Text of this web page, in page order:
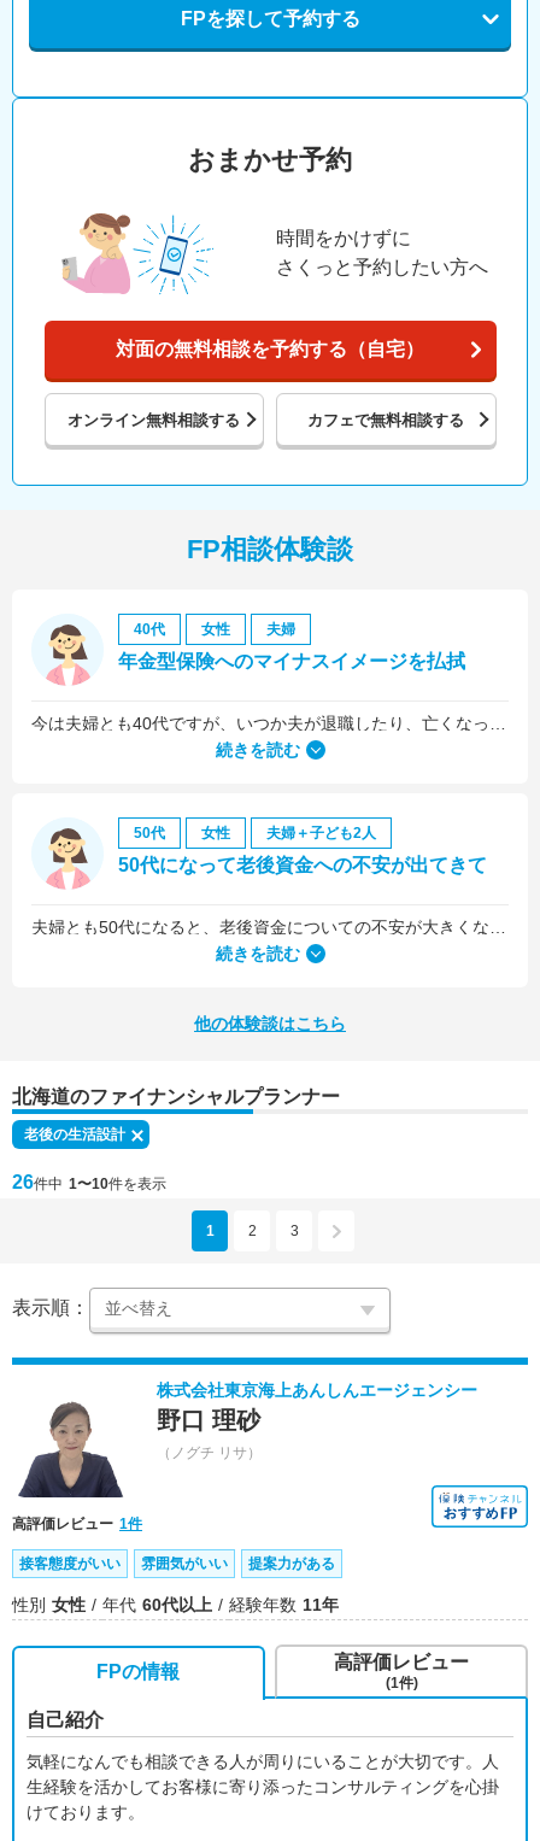
FPを探して予約する
おまかせ予約
時間をかけずに
さくっと予約したい方へ
対面の無料相談を予約する（自宅）
オンライン無料相談する カフェで無料相談する
FP相談体験談
40代 女性 夫婦
年金型保険へのマイナスイメージを払拭
続きを読む
50代 女性 夫婦＋子ども2人
50代になって老後資金への不安が出てきて
続きを読む
他の体験談はこちら
北海道のファイナンシャルプランナー
老後の生活設計
26件中 1〜10件を表示
1 2 3
表示順：
株式会社東京海上あんしんエージェンシー
野口 理砂
（ノグチ リサ）
高評価レビュー 1件
接客態度がいい 雰囲気がいい 提案力がある
性別 女性 年代 60代以上 経験年数 11年
FPの情報
自己紹介
気軽になんでも相談できる人が周りにいることが大切です。人
生経験を活かしてお客様に寄り添ったコンサルティングを心掛
けております。
高評価レビュー
(1件)